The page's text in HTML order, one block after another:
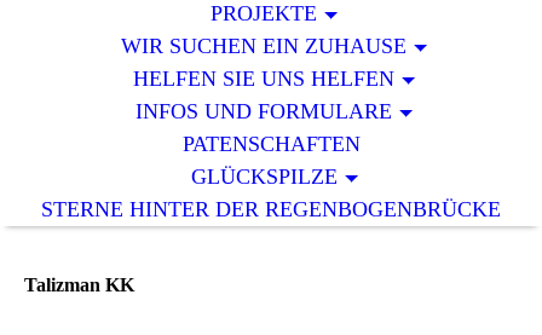
PROJEKTE
WIR SUCHEN EIN ZUHAUSE
HELFEN SIE UNS HELFEN
INFOS UND FORMULARE
PATENSCHAFTEN
GLÜCKSPILZE
STERNE HINTER DER REGENBOGENBRÜCKE
Talizman KK